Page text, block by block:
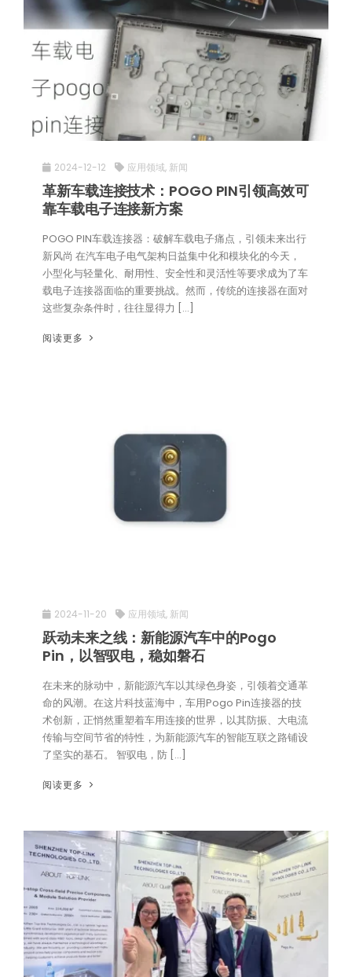
2024-12-12 应用领域,新闻
革新车载连接技术：POGO PIN引领高效可
靠车载电子连接新方案
POGO PIN车载连接器：破解车载电子痛点，引领未来出行
新风尚 在汽车电子电气架构日益集中化和模块化的今天，
小型化与轻量化、耐用性、安全性和灵活性等要求成为了车
载电子连接器面临的重要挑战。然而，传统的连接器在面对
这些复杂条件时，往往显得力 […]
阅读更多
2024-11-20 应用领域, 新闻
跃动未来之线：新能源汽车中的Pogo
Pin，以智驭电，稳如磐石
在未来的脉动中，新能源汽车以其绿色身姿，引领着交通革
命的风潮。在这片科技蓝海中，车用Pogo Pin连接器的技
术创新，正悄然重塑着车用连接的世界，以其防振、大电流
传输与空间节省的特性，为新能源汽车的智能互联之路铺设
了坚实的基石。 智驭电，防 […]
阅读更多